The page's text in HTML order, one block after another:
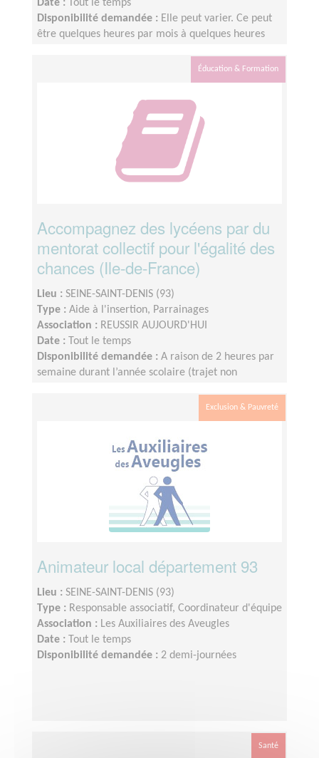
Date :
Tout le temps
Disponibilité demandée : Elle peut varier. Ce peut
être quelques heures par mois à quelques heures
Éducation & Formation
Accompagnez des lycéens par du
mentorat collectif pour l'égalité des
chances (Ile-de-France)
Lieu : SEINE-SAINT-DENIS (93)
Type : Aide à l'insertion, Parrainages
Association : REUSSIR AUJOURD'HUI
Date :
Tout le temps
Disponibilité demandée : A raison de 2 heures par
semaine durant l’année scolaire (trajet non
Nous fonctionnons sur le calendrier scolaire, vos
Exclusion & Pauvreté
Animateur local département 93
Lieu : SEINE-SAINT-DENIS (93)
Type : Responsable associatif, Coordinateur d'équipe
Association : Les Auxiliaires des Aveugles
Date :
Tout le temps
Disponibilité demandée : 2 demi-journées
Santé